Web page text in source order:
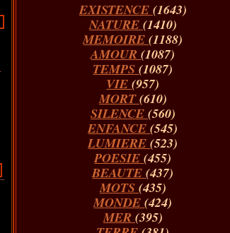
EXISTENCE (1643)
NATURE (1410)
MEMOIRE(1188)
AMOUR(1087)
TEMPS(1087)
VIE(957)
MORT(610)
SILENCE (560)
ENFANCE(545)
LUMIERE(523)
POESIE(455)
BEAUTE(437)
MOTS (435)
MONDE(424)
MER (395)